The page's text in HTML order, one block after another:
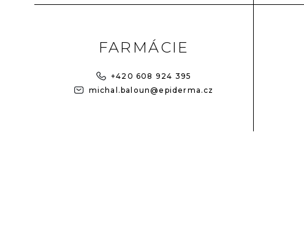
FARMÁCIE
+420 608 924 395
michal.baloun@epiderma.cz